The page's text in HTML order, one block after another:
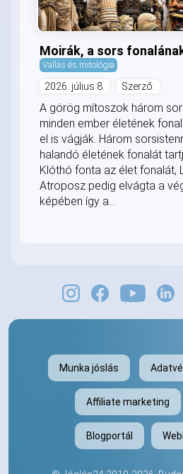
Moirák, a sors
Vallás és mitológia
2026. július 8. Szerző:
A görög mítoszok három
minden ember életének
el is vágják. Három
halandó életének fonalát
Klóthó fonta az élet fonalát,
Atroposz pedig elvágta a
képében így a...
Munka jóslás
Affiliate marketing
Blogportál